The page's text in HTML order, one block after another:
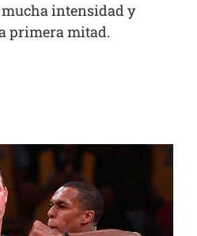
mucha intensidad y
primera mitad.